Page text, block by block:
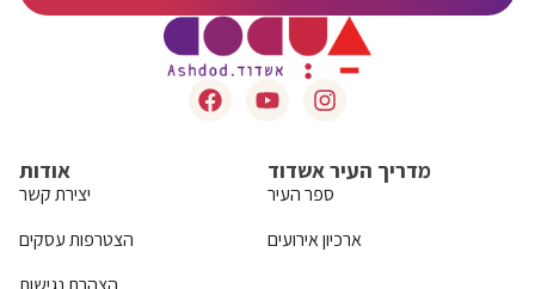
אודות
יצירת קשר
הצטרפות עסקים
מדריך העיר אשדוד
ספר העיר
ארכיון אירועים